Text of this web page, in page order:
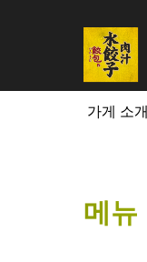
가게 소개
메뉴